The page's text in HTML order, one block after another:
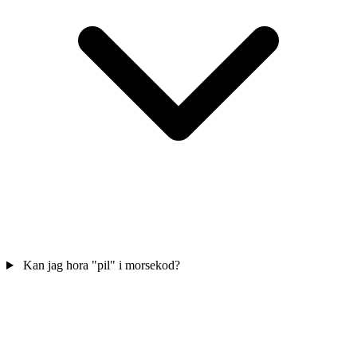
Kan jag hora "pil" i morsekod?